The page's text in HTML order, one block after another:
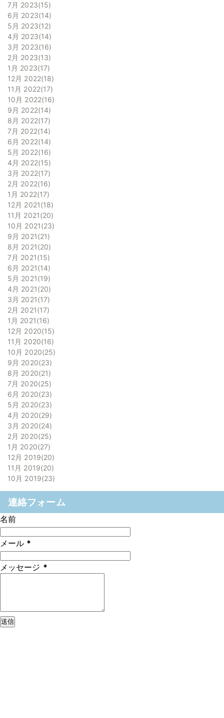
7月 2023 15
6月 2023 14
5月 2023 12
4月 2023 14
3月 2023 16
2月 2023 13
1月 2023 17
12月 2022 18
11月 2022 17
10月 2022 16
9月 2022 14
8月 2022 17
7月 2022 14
6月 2022 14
5月 2022 16
4月 2022 15
3月 2022 17
2月 2022 16
1月 2022 17
12月 2021 18
11月 2021 20
10月 2021 23
9月 2021 21
8月 2021 20
7月 2021 15
6月 2021 14
5月 2021 19
4月 2021 20
3月 2021 17
2月 2021 17
1月 2021 16
12月 2020 15
11月 2020 16
10月 2020 25
9月 2020 23
8月 2020 21
7月 2020 25
6月 2020 23
5月 2020 23
4月 2020 29
3月 2020 24
2月 2020 25
1月 2020 27
12月 2019 20
11月 2019 20
10月 2019 23
連絡フォーム
名前
メール *
メッセージ *